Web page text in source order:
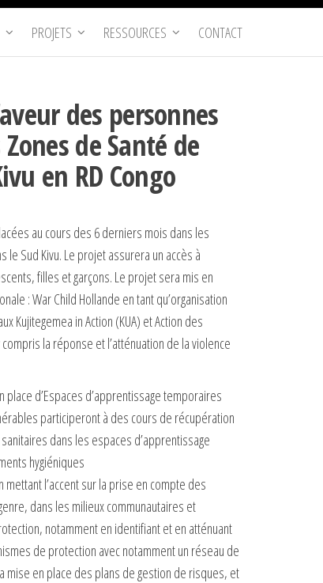
PROJETS RESSOURCES CONTACT
des personnes
de Santé de
en RD Congo
au cours des 6 derniers mois dans les
Sud Kivu. Le projet assurera un accès à
filles et garçons. Le projet sera mis en
: War Child Hollande en tant qu’organisation
Kujitegemea in Action (KUA) et Action des
la réponse et l’atténuation de la violence
d’Espaces d’apprentissage temporaires
participeront à des cours de récupération
dans les espaces d’apprentissage
hygiéniques
l’accent sur la prise en compte des
dans les milieux communautaires et
notamment en identifiant et en atténuant
de protection avec notamment un réseau de
en place des plans de gestion de risques, et